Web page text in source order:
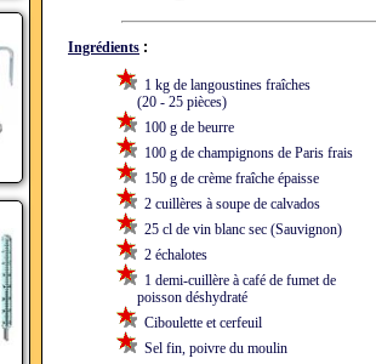
Ingrédients :
1 kg de langoustines fraîches
(20 - 25 pièces)
100 g de beurre
100 g de champignons de Paris frais
150 g de crème fraîche épaisse
2 cuillères à soupe de calvados
25 cl de vin blanc sec (Sauvignon)
2 échalotes
1 demi-cuillère à café de fumet de
poisson déshydraté
Ciboulette et cerfeuil
Sel fin, poivre du moulin